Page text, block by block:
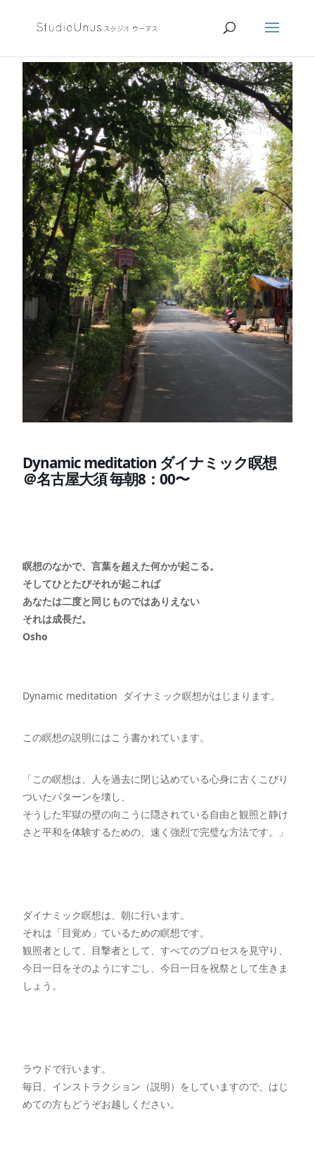
Dynamic meditation ダイナミック瞑想
＠名古屋大須 毎朝8：00〜
瞑想のなかで、言葉を超えた何かが起こる。
そしてひとたびそれが起これば
あなたは二度と同じものではありえない
それは成長だ。
Osho
Dynamic meditation ダイナミック瞑想がはじまります。
この瞑想の説明にはこう書かれています。
「この瞑想は、人を過去に閉じ込めている心身に古くこびり
ついたパターンを壊し、
そうした牢獄の壁の向こうに隠されている自由と観照と静け
さと平和を体験するための、速く強烈で完璧な方法です。」
ダイナミック瞑想は、朝に行います。
それは「目覚め」ているための瞑想です。
観照者として、目撃者として、すべてのプロセスを見守り、
今日一日をそのようにすごし、今日一日を祝祭として生きま
しょう。
ラウドで行います。
毎日、インストラクション（説明）をしていますので、はじ
めての方もどうぞお越しください。